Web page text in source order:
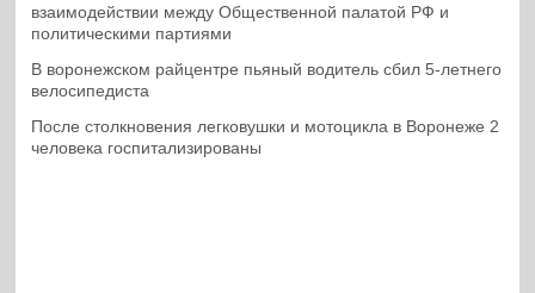
взаимодействии между Общественной палатой РФ и
политическими партиями
В воронежском райцентре пьяный водитель сбил 5-летнего
велосипедиста
После столкновения легковушки и мотоцикла в Воронеже 2
человека госпитализированы